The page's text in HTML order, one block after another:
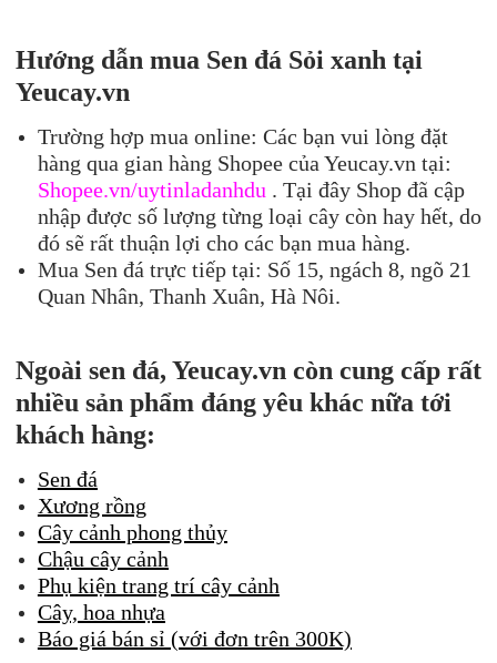
Hướng dẫn mua Senđá Sỏi xanhtại
Yeucay.vn
Trường hợp mua online: Các bạn vui lòng đặt
hàng qua gian hàng Shopee của Yeucay.vn tại:
Shopee.vn/uytinladanhdu . Tại đây Shop đã cập
nhập được số lượng từng loại cây còn hay hết, do
đó sẽ rất thuận lợi cho các bạn mua hàng.
Mua Sen đá trực tiếp tại: Số 15, ngách 8, ngõ 21
Quan Nhân, Thanh Xuân, Hà Nôi.
Ngoài sen đá, Yeucay.vn còn cung cấp rất
nhiều sản phẩm đáng yêu khác nữa tới
khách hàng:
Sen đá
Xương rồng
Cây cảnh phong thủy
Chậu cây cảnh
Phụ kiện trang trí cây cảnh
Cây, hoa nhựa
Báo giá bán sỉ (với đơn trên 300K)